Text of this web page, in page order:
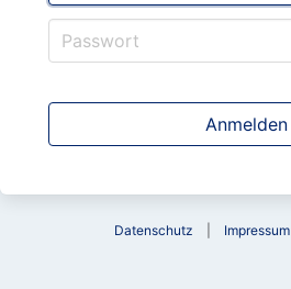
Datenschutz Impressum